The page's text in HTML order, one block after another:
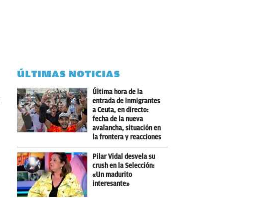
ÚLTIMAS NOTICIAS
Última hora de la
entrada de inmigrantes
a Ceuta, en directo:
fecha de la nueva
avalancha, situación en
la frontera y reacciones
Pilar Vidal desvela su
crush en la Selección:
«Un madurito
interesante»